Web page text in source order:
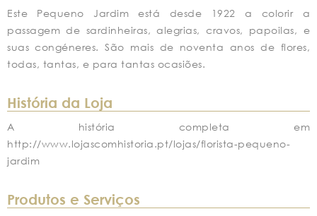
Este Pequeno Jardim está desde 1922 a colorir a
passagem de sardinheiras, alegrias, cravos, papoilas, e
suas congéneres. São mais de noventa anos de flores,
todas, tantas, e para tantas ocasiões.
História da Loja
A história completa em
http://www.lojascomhistoria.pt/lojas/florista-pequeno-
jardim
Produtos e Serviços